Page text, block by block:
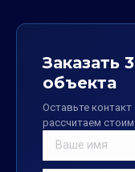
Заказать
объекта
Оставьте
рассчитаем